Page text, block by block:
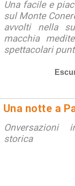
Una facile e
sul Monte
avvolti nella
macchia
spettacolari
Una notte a
Onversazioni
storica